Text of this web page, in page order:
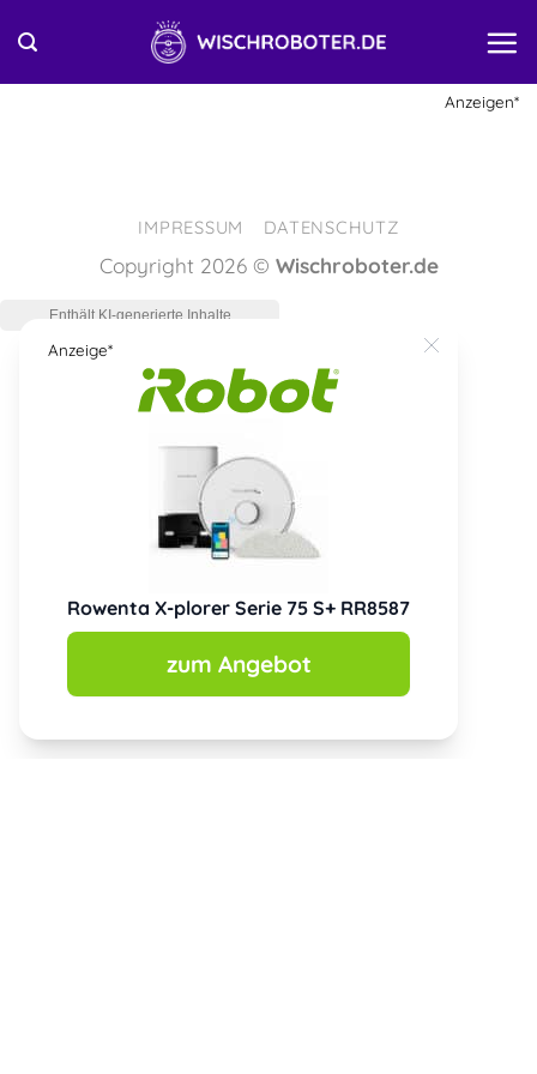
Inhalt
springen
Anzeigen*
IMPRESSUM DATENSCHUTZ
Copyright 2026 © Wischroboter.de
Anzeige* Close
Rowenta X-plorer Serie 75 S+ RR8587
zum Angebot